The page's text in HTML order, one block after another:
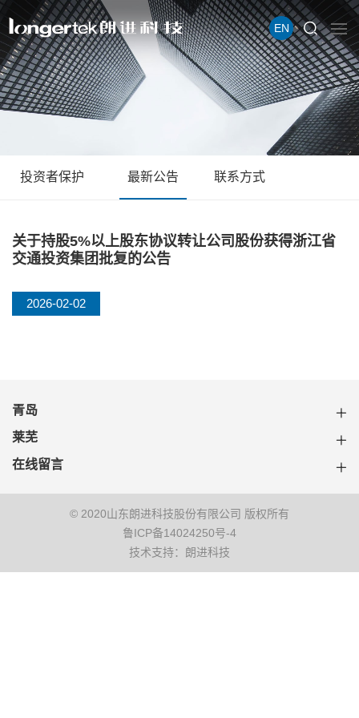
EN
投资者保护 最新公告 联系方式
关于持股5%以上股东协议转让公司股份获得浙江省
交通投资集团批复的公告
2026-02-02
青岛
莱芜
在线留言
© 2020山东朗进科技股份有限公司 版权所有
鲁ICP备14024250号-4
技术支持：朗进科技